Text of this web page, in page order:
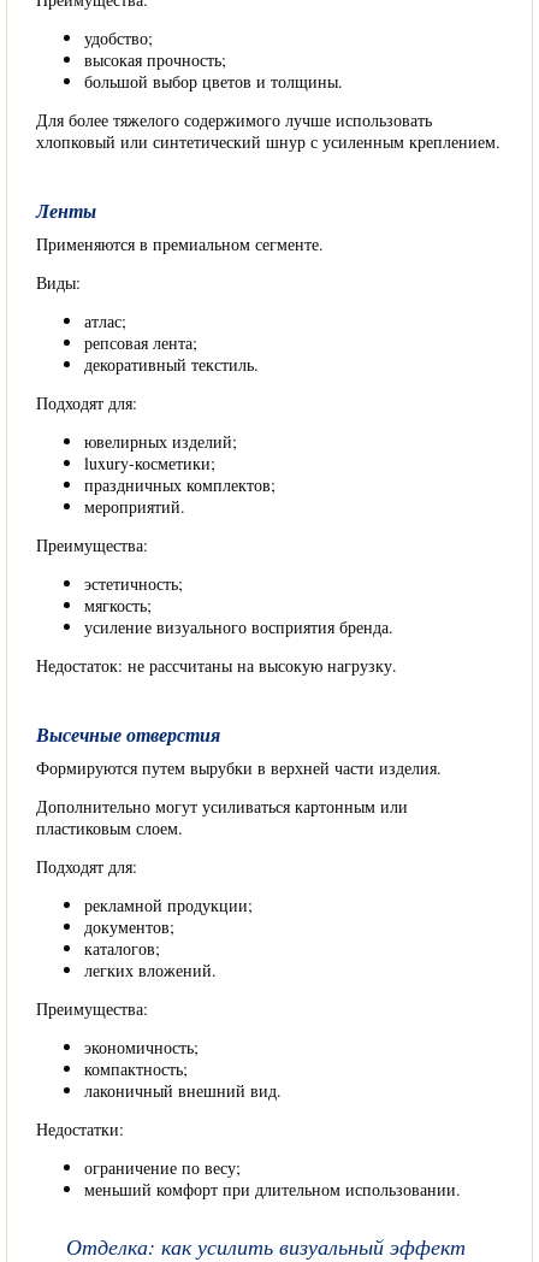
удобство;
высокая прочность;
большой выбор цветов и толщины.
Для более тяжелого содержимого лучше использовать
хлопковый или синтетический шнур с усиленным креплением.
Ленты
Применяются в премиальном сегменте.
Виды:
атлас;
репсовая лента;
декоративный текстиль.
Подходят для:
ювелирных изделий;
luxury-косметики;
праздничных комплектов;
мероприятий.
Преимущества:
эстетичность;
мягкость;
усиление визуального восприятия бренда.
Недостаток: не рассчитаны на высокую нагрузку.
Высечные отверстия
Формируются путем вырубки в верхней части изделия.
Дополнительно могут усиливаться картонным или
пластиковым слоем.
Подходят для:
рекламной продукции;
документов;
каталогов;
легких вложений.
Преимущества:
экономичность;
компактность;
лаконичный внешний вид.
Недостатки:
ограничение по весу;
меньший комфорт при длительном использовании.
Отделка: как усилить визуальный эффект